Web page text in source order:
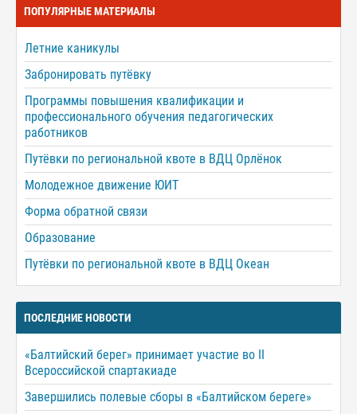
ПОПУЛЯРНЫЕ МАТЕРИАЛЫ
Летние каникулы
Забронировать путёвку
Программы повышения квалификации и
профессионального обучения педагогических
работников
Путёвки по региональной квоте в ВДЦ Орлёнок
Молодежное движение ЮИТ
Форма обратной связи
Образование
Путёвки по региональной квоте в ВДЦ Океан
ПОСЛЕДНИЕ НОВОСТИ
«Балтийский берег» принимает участие во II
Всероссийской спартакиаде
Завершились полевые сборы в «Балтийском береге»